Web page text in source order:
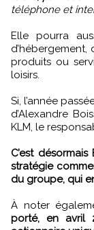
téléphone et
Elle pourra
produits ou
loisirs.
Si, l’année
d’Alexandre
KLM, le
C’est
stratégie
du groupe, qui
À noter
porté, en avril